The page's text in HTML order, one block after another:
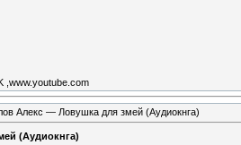
,www.youtube.com
Алекс — Ловушка для змей (Аудиокнга)
(Аудиокнга)